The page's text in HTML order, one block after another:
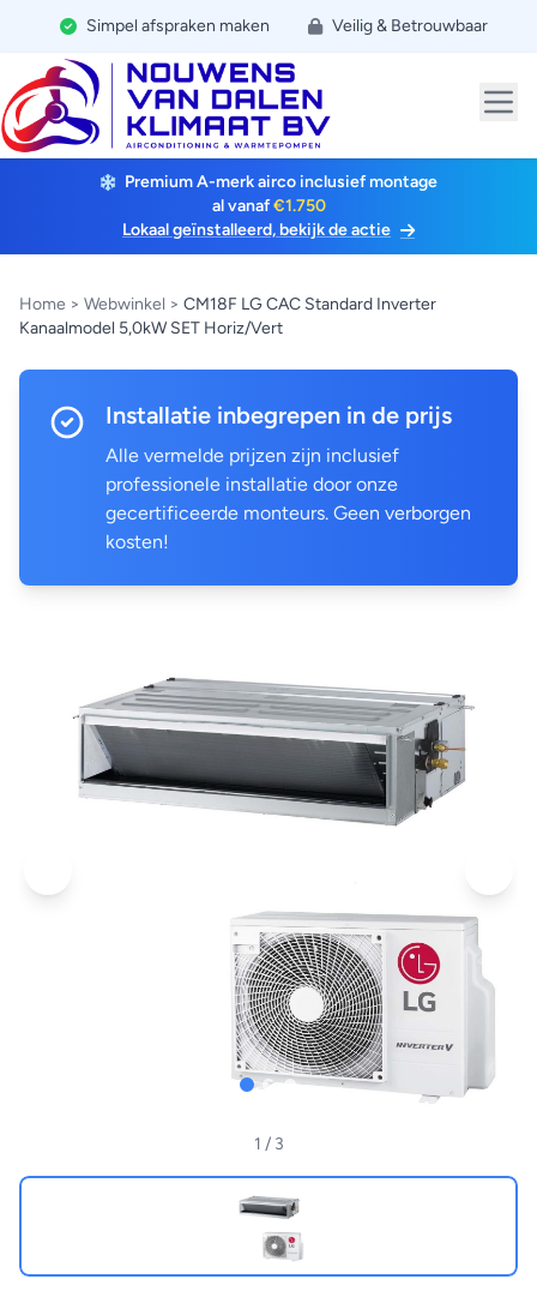
Simpel afspraken maken Veilig & Betrouwbaar
Premium A-merk airco inclusief montage
al vanaf€1.750
Lokaal geïnstalleerd, bekijk de actie
Home > Webwinkel > CM18F LG CAC Standard Inverter
Kanaalmodel 5,0kW SET Horiz/Vert
Installatie inbegrepen in de prijs
Alle vermelde prijzen zijn inclusief
professionele installatie door onze
gecertificeerde monteurs. Geen verborgen
kosten!
1 / 3